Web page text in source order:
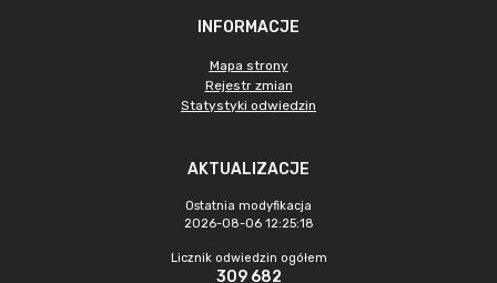
INFORMACJE
Mapa strony
Rejestr zmian
Statystyki odwiedzin
AKTUALIZACJE
Ostatnia modyfikacja
2026-08-06 12:25:18
Licznik odwiedzin ogółem
309 682